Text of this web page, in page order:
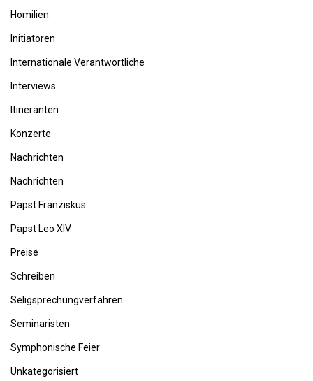
Homilien
Initiatoren
Internationale Verantwortliche
Interviews
Itineranten
Konzerte
Nachrichten
Nachrichten
Papst Franziskus
Papst Leo XIV.
Preise
Schreiben
Seligsprechungverfahren
Seminaristen
Symphonische Feier
Unkategorisiert